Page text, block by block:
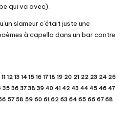
qui va avec).
slameur c’était juste une
à capella dans un bar contre
11 12 13 14 15 16 17 18 19 20 21 22 23 24 25
35 36 37 38 39 40 41 42 43 44 45 46 47
57 58 59 60 61 62 63 64 65 66 67 68